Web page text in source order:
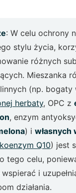
: W celu ochrony
stylu życia,
różnych
Mieszanka
(np. bogaty
herbaty, OPC z
, enzym
) i własnych
koenzym Q10) jest
tego celu,
i
działania.